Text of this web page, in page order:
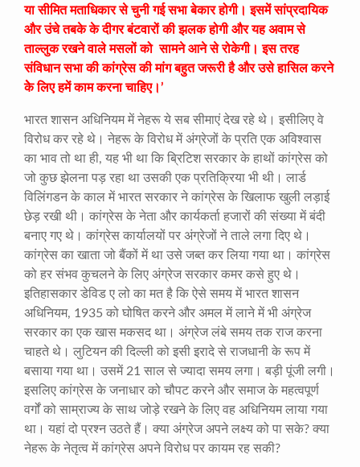
या सीमित मताधिकार से चुनी गई सभा बेकार होगी। इसमें सांप्रदायिक
और उंचे तबके के दीगर बंटवारों की झलक होगी और यह अवाम से
ताल्लुक रखने वाले मसलों को सामने आने से रोकेगी। इस तरह
संविधान सभा की कांग्रेस की मांग बहुत जरूरी है और उसे हासिल करने
केे लिए हमें काम करना चाहिए।’
भारत शासन अधिनियम में नेहरू ये सब सीमाएं देख रहे थे। इसीलिए वे
विरोध कर रहे थे। नेहरू के विरोध में अंग्रेजों के प्रति एक अविश्वास
का भाव तो था ही, यह भी था कि ब्रिटिश सरकार के हाथों कांग्रेस को
जो कुछ झेलना पड़ रहा था उसकी एक प्रतिक्रिया भी थी। लार्ड
विलिंगडन के काल में भारत सरकार ने कांग्रेस के खिलाफ खुली लड़ाई
छेड़ रखी थी। कांग्रेस के नेता और कार्यकर्ता हजारों की संख्या में बंदी
बनाए गए थे। कांग्रेस कार्यालयों पर अंग्रेजों ने ताले लगा दिए थे।
कांग्रेस का खाता जो बैंकों में था उसे जब्त कर लिया गया था। कांग्रेस
को हर संभव कुचलने के लिए अंग्रेज सरकार कमर कसे हुए थे।
इतिहासकार डेविड ए लो का मत है कि ऐसे समय में भारत शासन
अधिनियम, 1935 को घोषित करने और अमल में लाने में भी अंग्रेज
सरकार का एक खास मकसद था। अंग्रेज लंबे समय तक राज करना
चाहते थे। लुटियन की दिल्ली को इसी इरादे से राजधानी के रूप में
बसाया गया था। उसमें 21 साल से ज्यादा समय लगा। बड़ी पूंजी लगी।
इसलिए कांग्रेस के जनाधार को चौपट करने और समाज के महत्वपूर्ण
वर्गों को साम्राज्य के साथ जोड़े रखने के लिए वह अधिनियम लाया गया
था। यहां दो प्रश्न उठते हैं। क्या अंग्रेज अपने लक्ष्य को पा सके? क्या
नेहरू के नेतृत्व में कांग्रेस अपने विरोध पर कायम रह सकी?